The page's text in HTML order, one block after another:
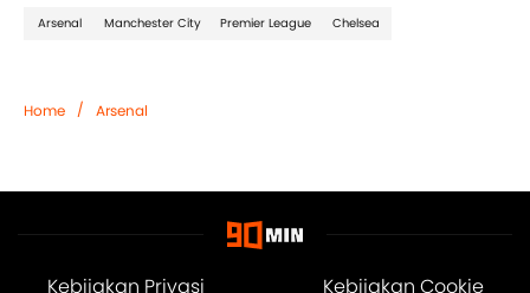
Arsenal Manchester City Premier League Chelsea
Home / Arsenal
Kebijakan Privasi Kebijakan Cookie